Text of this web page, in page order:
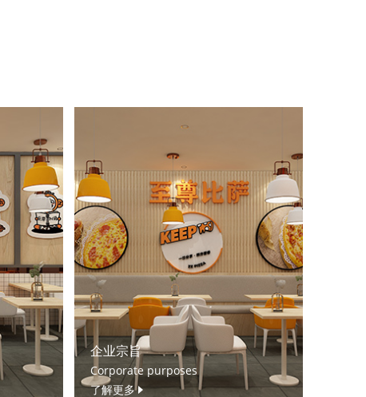
企业宗旨
Corporate purposes
了解更多